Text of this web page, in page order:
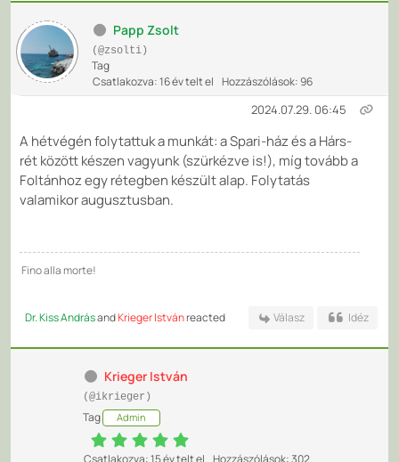
Papp Zsolt
(@zsolti)
Tag
Csatlakozva: 16 év telt el Hozzászólások: 96
2024.07.29. 06:45
A hétvégén folytattuk a munkát: a Spari-ház és a Hárs-
rét között készen vagyunk (szürkézve is!), míg tovább a
Foltánhoz egy rétegben készült alap. Folytatás
valamikor augusztusban.
Fino alla morte!
Dr. Kiss AndrásandKrieger Istvánreacted Válasz Idéz
Krieger István
(@ikrieger)
Tag Admin